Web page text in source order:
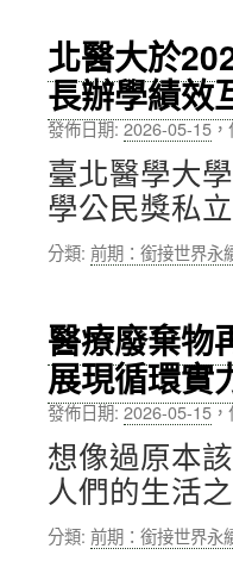
北醫大於
長辦學績效
發佈日期:2026-05-15，
臺北醫學大
學公民獎私
分類: 前期：銜接世界永
醫療廢棄物
展現循環實
發佈日期:2026-05-15，
想像過原本
人們的生活
分類: 前期：銜接世界永